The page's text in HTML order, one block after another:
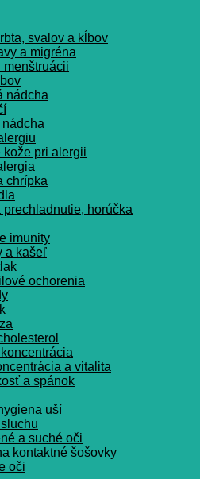
svalov a kĺbov
a migréna
menštruácii
nádcha
kože pri alergii
chrípka
prechladnutie, horúčka
imunity
a kašeľ
ochorenia
a vitalita
a spánok
uší
a suché oči
kontaktné šošovky
oči